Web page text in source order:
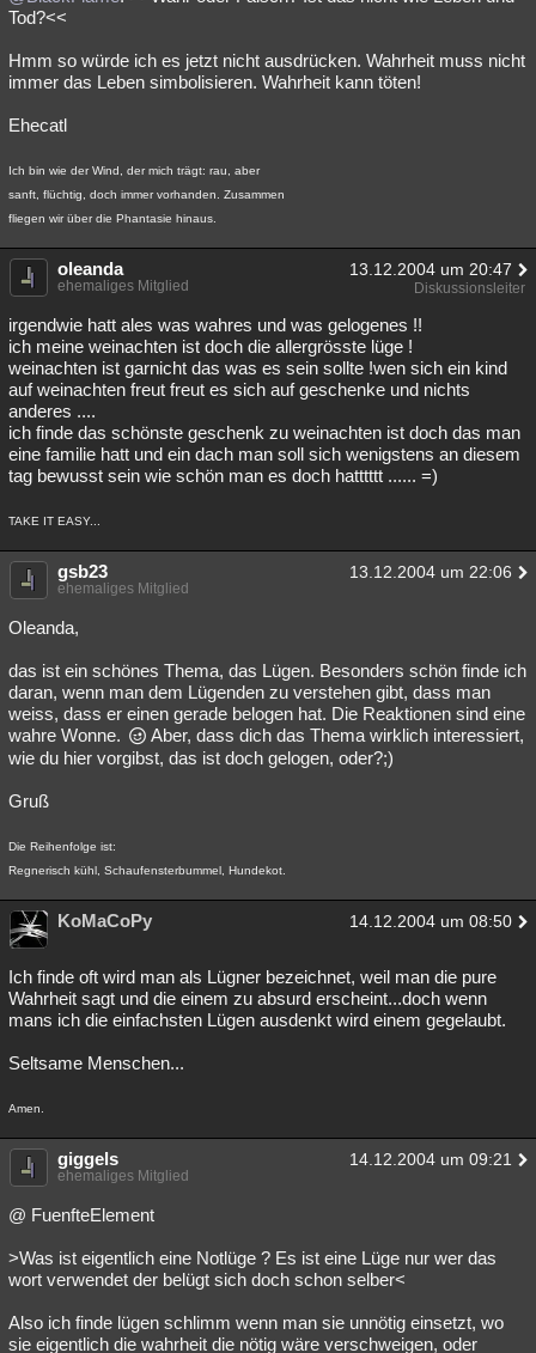
Tod?<<
Hmm so würde ich es jetzt nicht ausdrücken. Wahrheit muss nicht
immer das Leben simbolisieren. Wahrheit kann töten!
Ehecatl
Ich bin wie der Wind, der mich trägt: rau, aber
sanft, flüchtig, doch immer vorhanden. Zusammen
fliegen wir über die Phantasie hinaus.
oleanda 13.12.2004 um 20:47
ehemaliges Mitglied Diskussionsleiter
irgendwie hatt ales was wahres und was gelogenes !!
ich meine weinachten ist doch die allergrösste lüge !
weinachten ist garnicht das was es sein sollte !wen sich ein kind
auf weinachten freut freut es sich auf geschenke und nichts
anderes ....
ich finde das schönste geschenk zu weinachten ist doch das man
eine familie hatt und ein dach man soll sich wenigstens an diesem
tag bewusst sein wie schön man es doch hatttttt ...... =)
TAKE IT EASY...
gsb23 13.12.2004 um 22:06
ehemaliges Mitglied
Oleanda,
das ist ein schönes Thema, das Lügen. Besonders schön finde ich
daran, wenn man dem Lügenden zu verstehen gibt, dass man
weiss, dass er einen gerade belogen hat. Die Reaktionen sind eine
wahre Wonne.
Aber, dass dich das Thema wirklich interessiert,
wie du hier vorgibst, das ist doch gelogen, oder?;)
Gruß
Die Reihenfolge ist:
Regnerisch kühl, Schaufensterbummel, Hundekot.
KoMaCoPy 14.12.2004 um 08:50
Ich finde oft wird man als Lügner bezeichnet, weil man die pure
Wahrheit sagt und die einem zu absurd erscheint...doch wenn
mans ich die einfachsten Lügen ausdenkt wird einem gegelaubt.
Seltsame Menschen...
Amen.
giggels 14.12.2004 um 09:21
ehemaliges Mitglied
@ FuenfteElement
>Was ist eigentlich eine Notlüge ? Es ist eine Lüge nur wer das
wort verwendet der belügt sich doch schon selber<
Also ich finde lügen schlimm wenn man sie unnötig einsetzt, wo
sie eigentlich die wahrheit die nötig wäre verschweigen, oder